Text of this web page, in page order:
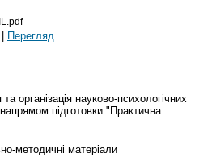
| Перегляд
організація науково-психологічних
підготовки "Практична
методичні матеріали